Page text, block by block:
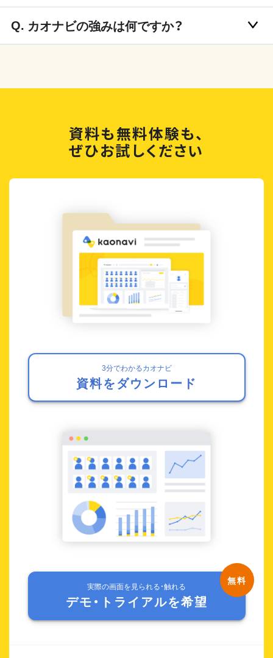
カオナビの強みは何ですか？
資料も無料体験も、
ぜひお試しください
3分でわかるカオナビ
資料をダウンロード
実際の画面を見られる・触れる
デモ・トライアルを希望